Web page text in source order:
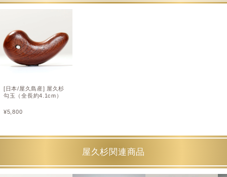
[日本/屋久島産] 屋久杉
勾玉（全長約4.1cm）
¥5,800
屋久杉関連商品